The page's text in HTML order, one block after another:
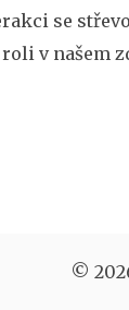
se
v našem
©